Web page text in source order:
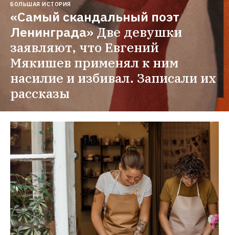
БОЛЬШАЯ ИСТОРИЯ
«Самый скандальный поэт
Ленинграда»Две девушки
заявляют, что Евгений
Мякишев применял к ним
насилие и избивал. Записали их
рассказы